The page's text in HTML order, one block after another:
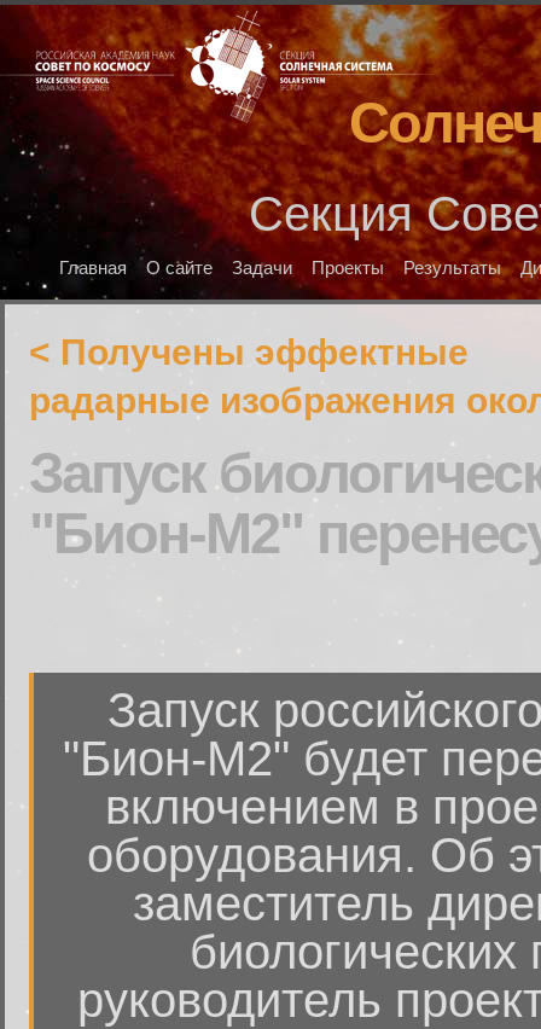
Секция
Главная О сайте Задачи Проекты Результаты
< Получены эффектные
радарные изображения
Запуск
"Бион-М2"
Запуск
"Бион-М2" будет
включением в
оборудования. Об
заместитель
руководитель